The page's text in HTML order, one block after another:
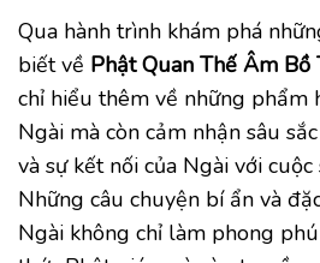
Qua hành trình khám phá
biết về Phật Quan Thế Âm Bồ
chỉ hiểu thêm về những phẩm
Ngài mà còn cảm nhận sâu
và sự kết nối của Ngài với
Những câu chuyện bí ẩn và
Ngài không chỉ làm phong